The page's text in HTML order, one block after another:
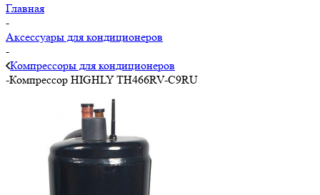
Главная
-
Аксессуары для кондиционеров
-
Компрессоры для кондиционеров
-Компрессор HIGHLY TH466RV-C9RU